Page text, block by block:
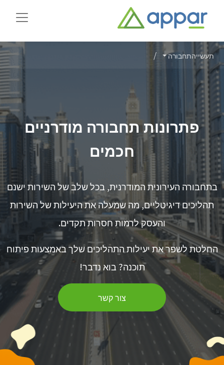
תעשייהתחבורה
פתרונות תחבורה מודרניים
חכמים
בתחבורה העירונית המודרנית, בכל שלב של השירות ישנם
תהליכים דיגיטליים, מה שמעלה את היעילות של השירות
והעסק לרמות חסרות תקדים.
החלטת לשפר את יעילות התהליכים שלך באמצעות פיתוח
תוכנה? בוא נדבר!
צור קשר